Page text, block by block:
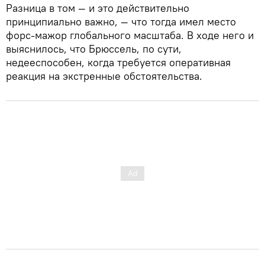
Разница в том — и это действительно
принципиально важно, — что тогда имел место
форс-мажор глобального масштаба. В ходе него и
выяснилось, что Брюссель, по сути,
недееспособен, когда требуется оперативная
реакция на экстренные обстоятельства.